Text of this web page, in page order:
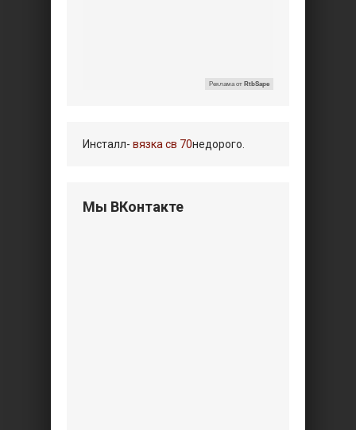
Реклама от RtbSape
Инсталл- вязка св 70недорого.
Мы ВКонтакте